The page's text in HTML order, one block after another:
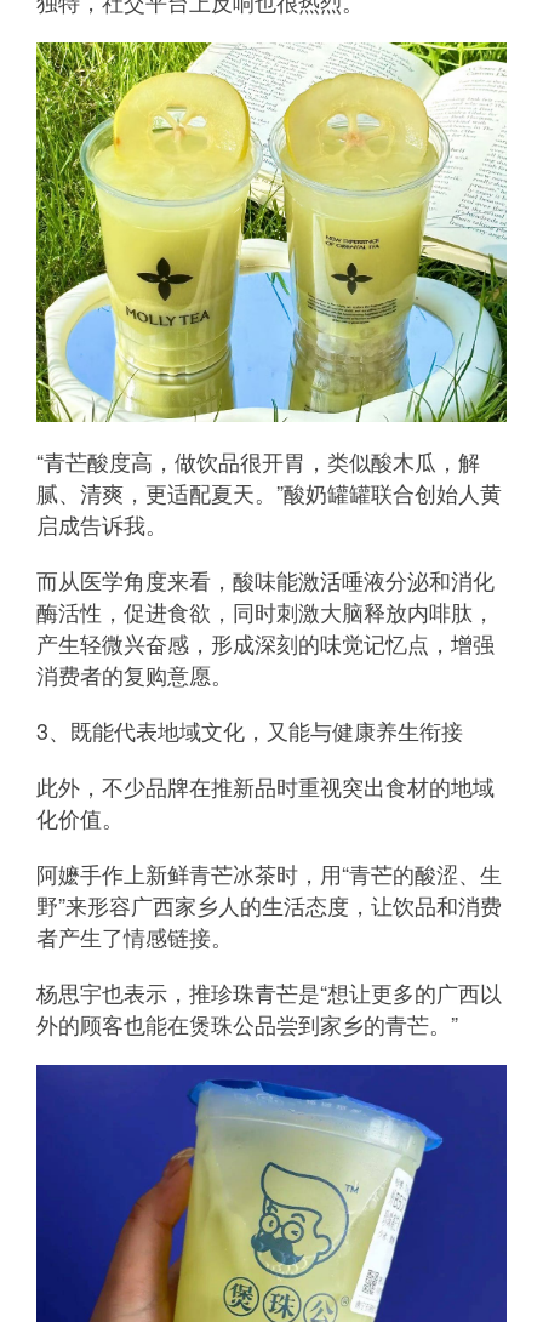
“青芒酸度高，做饮品很开胃，类似酸木瓜，解
腻、清爽，更适配夏天。”酸奶罐罐联合创始人黄
启成告诉我。
而从医学角度来看，酸味能激活唾液分泌和消化
酶活性，促进食欲，同时刺激大脑释放内啡肽，
产生轻微兴奋感，形成深刻的味觉记忆点，增强
消费者的复购意愿。
3、既能代表地域文化，又能与健康养生衔接
此外，不少品牌在推新品时重视突出食材的地域
化价值。
阿嬷手作上新鲜青芒冰茶时，用“青芒的酸涩、生
野”来形容广西家乡人的生活态度，让饮品和消费
者产生了情感链接。
杨思宇也表示，推珍珠青芒是“想让更多的广西以
外的顾客也能在煲珠公品尝到家乡的青芒。”